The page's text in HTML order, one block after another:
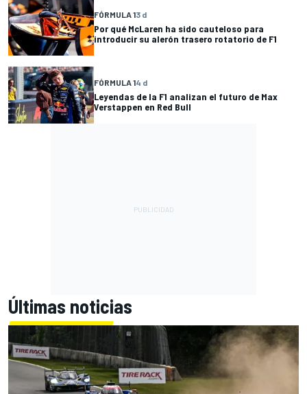
FÓRMULA 13 d
Por qué McLaren ha sido cauteloso para
introducir su alerón trasero rotatorio de F1
FÓRMULA 14 d
Leyendas de la F1 analizan el futuro de Max
Verstappen en Red Bull
Últimas noticias